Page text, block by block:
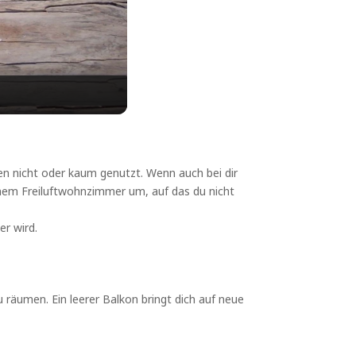
nicht oder kaum genutzt. Wenn auch bei dir
Freiluftwohnzimmer um, auf das du nicht
wird.
Ein leerer Balkon bringt dich auf neue